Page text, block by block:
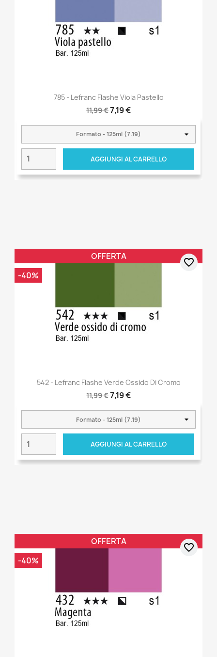
785 - Lefranc Flashe Viola Pastello
11,99 €7,19 €
AGGIUNGI AL CARRELLO
542 - Lefranc Flashe Verde Ossido Di Cromo
11,99 €7,19 €
AGGIUNGI AL CARRELLO
OFFERTA
-40%
favorite_border
OFFERTA
-40%
favorite_border